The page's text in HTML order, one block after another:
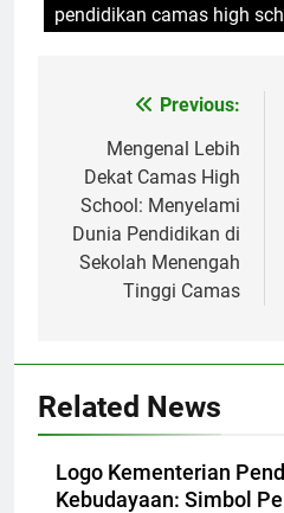
pendidikan camas high
Navigasi
pos
Previous:
Mengenal Lebih
Dekat Camas High
School: Menyelami
Dunia Pendidikan di
Sekolah Menengah
Tinggi Camas
Related News
Logo Kementerian
Kebudayaan: Simbol